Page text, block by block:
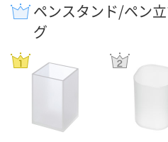
ペンスタンド/ペン
グ